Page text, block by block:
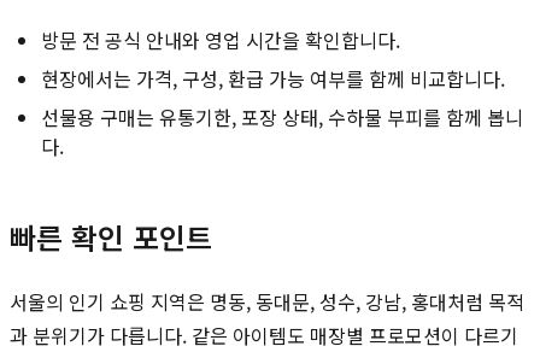
방문 전 공식 안내와 영업 시간을 확인합니다.
현장에서는 가격, 구성, 환급 가능 여부를 함께 비교합니다.
선물용 구매는 유통기한, 포장 상태, 수하물 부피를 함께 봅니
다.
빠른 확인 포인트
서울의 인기 쇼핑 지역은 명동, 동대문, 성수, 강남, 홍대처럼 목적
과 분위기가 다릅니다. 같은 아이템도 매장별 프로모션이 다르기